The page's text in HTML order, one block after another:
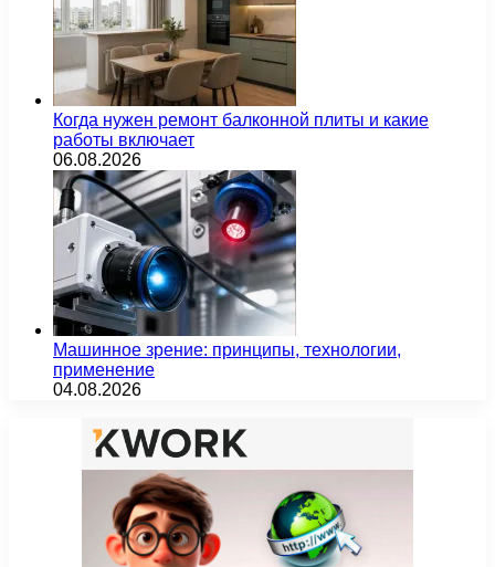
Когда нужен ремонт балконной плиты и какие
работы включает
06.08.2026
Машинное зрение: принципы, технологии,
применение
04.08.2026